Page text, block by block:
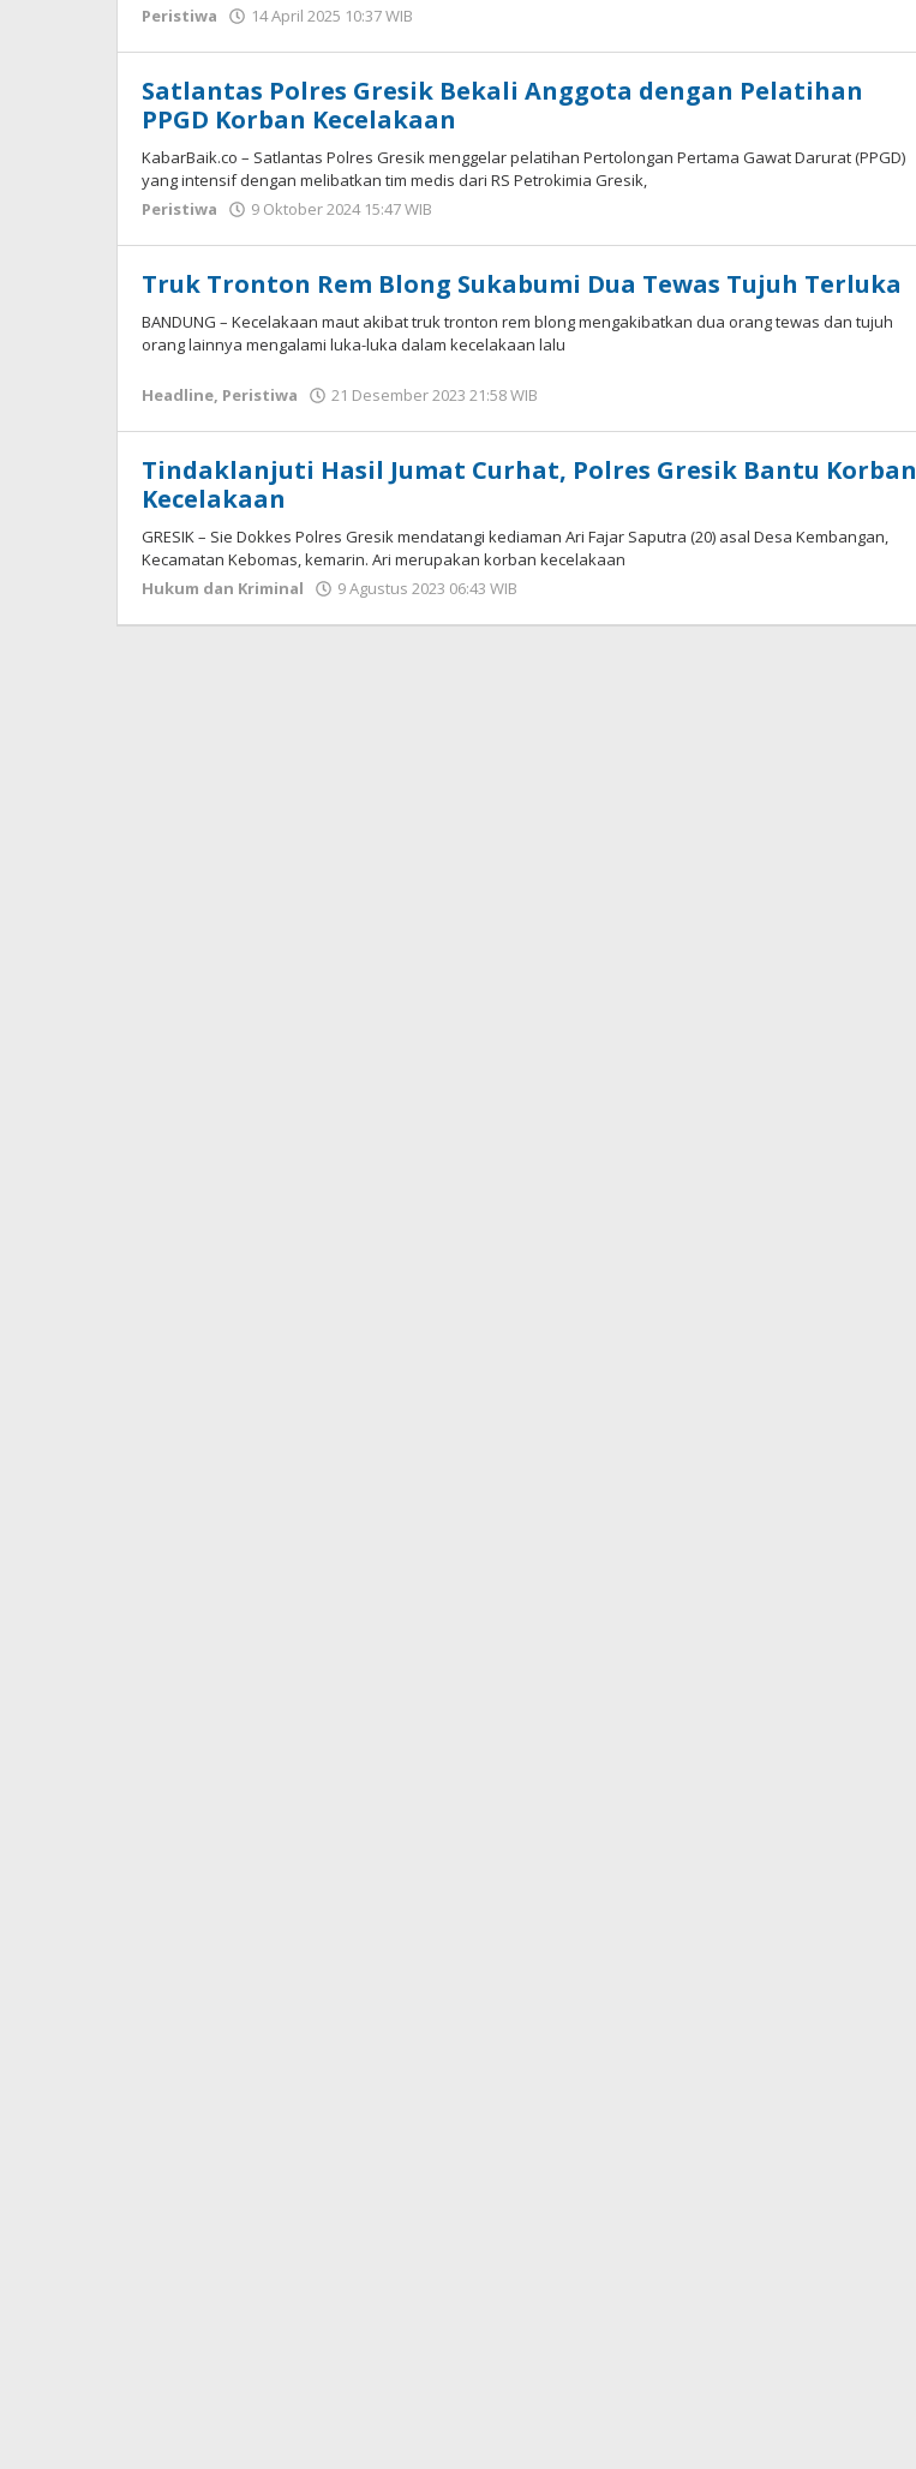
Peristiwa
14 April 2025 10:37 WIB
Satlantas Polres Gresik Bekali Anggota dengan Pelatihan
PPGD Korban Kecelakaan
KabarBaik.co – Satlantas Polres Gresik menggelar pelatihan Pertolongan Pertama Gawat Darurat (PPGD)
yang intensif dengan melibatkan tim medis dari RS Petrokimia Gresik,
Peristiwa
9 Oktober 2024 15:47 WIB
Truk Tronton Rem Blong Sukabumi Dua Tewas Tujuh Terluka
BANDUNG – Kecelakaan maut akibat truk tronton rem blong mengakibatkan dua orang tewas dan tujuh
orang lainnya mengalami luka-luka dalam kecelakaan lalu
Headline, Peristiwa 21 Desember 2023 21:58 WIB
Tindaklanjuti Hasil Jumat Curhat, Polres Gresik Bantu Korban
Kecelakaan
GRESIK – Sie Dokkes Polres Gresik mendatangi kediaman Ari Fajar Saputra (20) asal Desa Kembangan,
Kecamatan Kebomas, kemarin. Ari merupakan korban kecelakaan
Hukum dan Kriminal
9 Agustus 2023 06:43 WIB